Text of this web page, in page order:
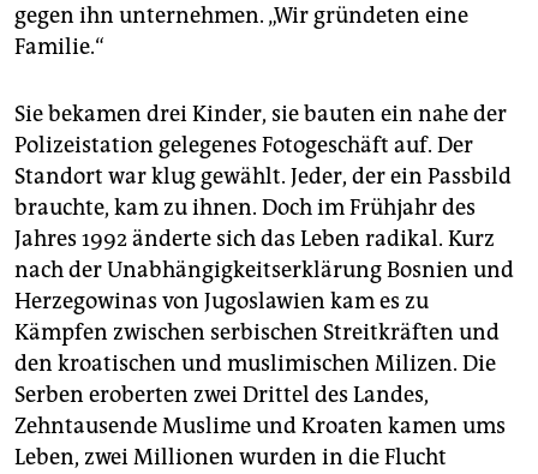
gegen ihn unternehmen. „Wir gründeten eine
Familie.“
Sie bekamen drei Kinder, sie bauten ein nahe der
Polizeistation gelegenes Fotogeschäft auf. Der
Standort war klug gewählt. Jeder, der ein Passbild
brauchte, kam zu ihnen. Doch im Frühjahr des
Jahres 1992 änderte sich das Leben radikal. Kurz
nach der Unabhängigkeitserklärung Bosnien und
Herzegowinas von Jugoslawien kam es zu
Kämpfen zwischen serbischen Streitkräften und
den kroatischen und muslimischen Milizen. Die
Serben eroberten zwei Drittel des Landes,
Zehntausende Muslime und Kroaten kamen ums
Leben, zwei Millionen wurden in die Flucht